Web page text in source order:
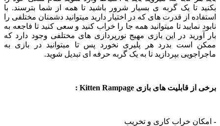
بکنید تا یک گربه ی بسیار شرور باشید تا همه از شما بترسند. با
استفاده از قدرت های که در اختیار دارید میتوانید دشمنان مختلفی را
نابود نمایید تا میتوانید همه جا را خراب کنید و سعی کنید تا فاجعه به
بار آورید در این بازی مهیج نورپردازی های مختلفی وجود دارد که
ممکن است بدرد هر پلیری نخورد پس تا میتوانید در بازی به
ماجراجویی بپردازید تا به یک گربه حرفه ای تبدیل شوید.
برخی از قابلیت های بازی Kitten Rampage :
- امکان خراب کاری و تخریب